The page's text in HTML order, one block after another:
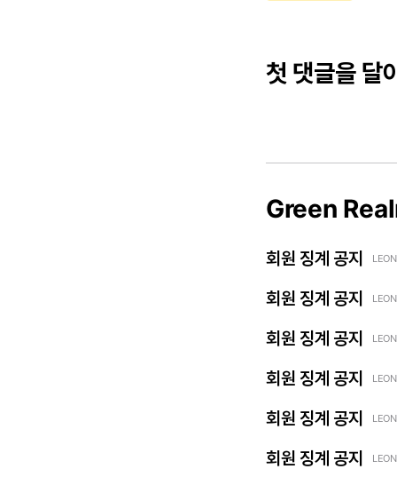
첫 댓글을 달
Green
회원 징계 공지
회원 징계 공지
회원 징계 공지
회원 징계 공지
회원 징계 공지
회원 징계 공지